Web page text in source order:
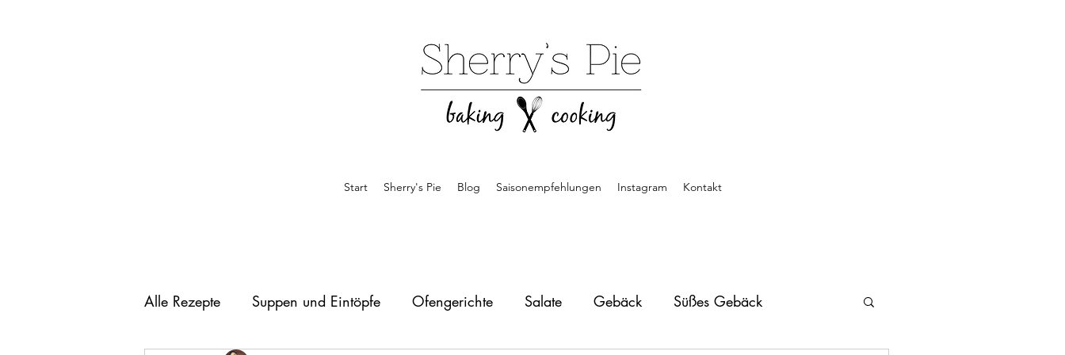
Start Sherry's Pie Blog Saisonempfehlungen Instagram Kontakt
Alle Rezepte Suppen und Eintöpfe Ofengerichte Salate Gebäck Süßes Gebäck